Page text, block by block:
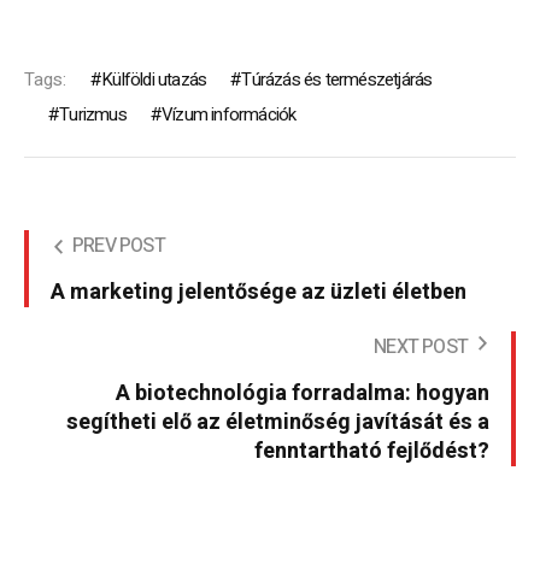
Tags: Külföldi utazás
Túrázás és természetjárás
Turizmus
Vízum információk
PREV POST
A marketing jelentősége az üzleti életben
NEXT POST
A biotechnológia forradalma: hogyan
segítheti elő az életminőség javítását és a
fenntartható fejlődést?